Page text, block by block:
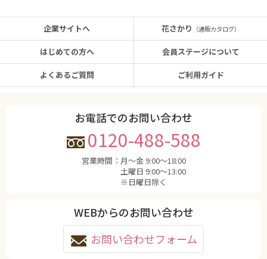
企業サイトへ
はじめての方へ
よくあるご質問
花さかり （通販カタログ）
会員ステージについて
ご利用ガイド
お電話でのお問い合わせ
0120-488-588
営業時間： 月〜金 9:00〜18:00
土曜日 9:00〜13:00
※日曜日除く
WEBからのお問い合わせ
お問い合わせフォーム